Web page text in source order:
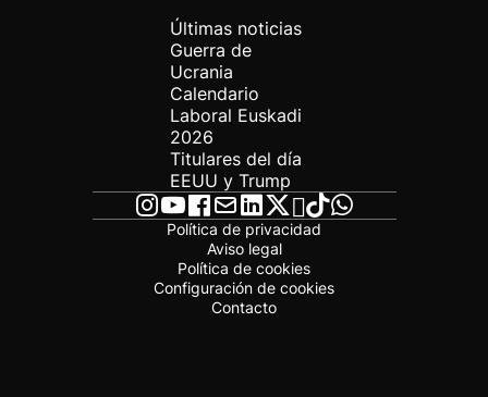
Últimas noticias
Guerra de
Ucrania
Calendario
Laboral Euskadi
2026
Titulares del día
EEUU y Trump
Política de privacidad
Aviso legal
Política de cookies
Configuración de cookies
Contacto